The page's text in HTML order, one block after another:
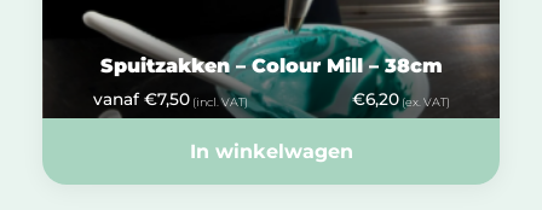
Spuitzakken – Colour Mill – 38cm
vanaf €7,50 (incl. VAT) €6,20 (ex. VAT)
In winkelwagen